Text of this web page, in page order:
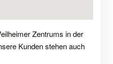
Zentrums in der
Kunden stehen auch